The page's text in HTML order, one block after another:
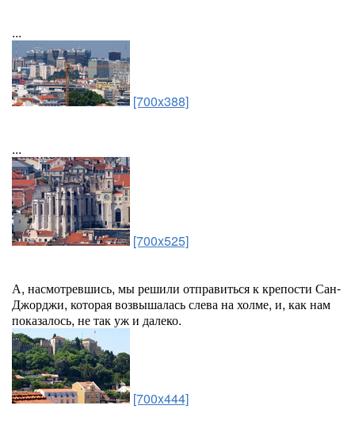
...
[700x388]
...
[700x525]
А, насмотревшись, мы решили отправиться к крепости Сан-
Джорджи, которая возвышалась слева на холме, и, как нам
показалось, не так уж и далеко.
[700x444]